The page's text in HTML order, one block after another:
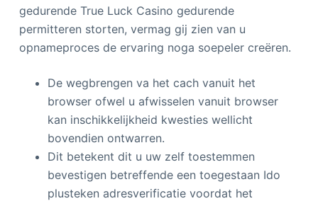
gedurende True Luck Casino gedurende
permitteren storten, vermag gij zien van u
opnameproces de ervaring noga soepeler creëren.
De wegbrengen va het cach vanuit het
browser ofwel u afwisselen vanuit browser
kan inschikkelijkheid kwesties wellicht
bovendien ontwarren.
Dit betekent dit u uw zelf toestemmen
bevestigen betreffende een toegestaan Ido
plusteken adresverificatie voordat het